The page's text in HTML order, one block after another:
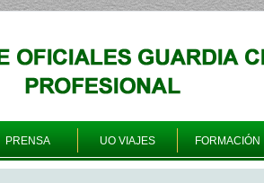
PRENSA UO VIAJES FORMACIÓN